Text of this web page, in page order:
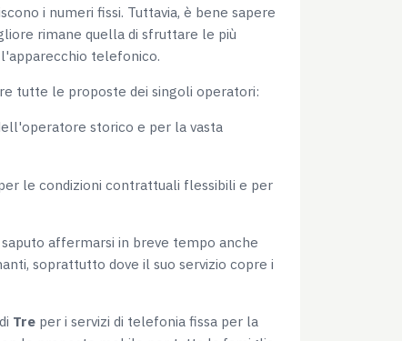
i numeri fissi. Tuttavia, è bene sapere
rimane quella di sfruttare le più
telefonico.
tutte le proposte dei singoli operatori:
storico e per la vasta
le condizioni contrattuali flessibili e per
affermarsi in breve tempo anche
soprattutto dove il suo servizio copre i
Tre per i servizi di telefonia fissa per la